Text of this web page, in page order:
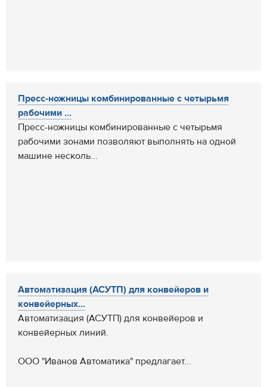
Пресс-ножницы комбинированные с четырьмя
рабочими ...
Пресс-ножницы комбинированные с четырьмя
рабочими зонами позволяют выполнять на одной
машине несколь...
Автоматизация (АСУТП) для конвейеров и
конвейерных...
Автоматизация (АСУТП) для конвейеров и
конвейерных линий.
ООО "Иванов Автоматика" предлагает...